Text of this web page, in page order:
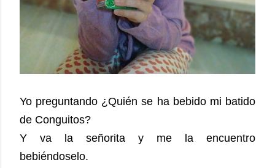
Yo preguntando ¿Quién se ha bebido mi batido
de Conguitos?
Y va la señorita y me la encuentro
bebiéndoselo.